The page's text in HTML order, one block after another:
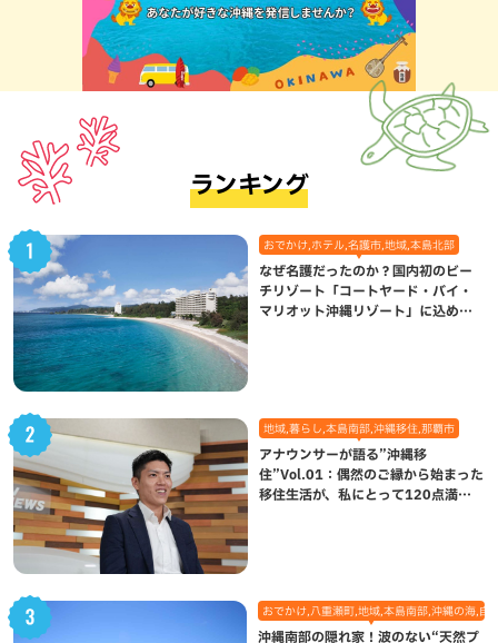
ランキング
おでかけ,ホテル,名護市,地域,本島北部
なぜ名護だったのか？国内初のビー
チリゾート「コートヤード・バイ・
マリオット沖縄リゾート」に込めら
地域,暮らし,本島南部,沖縄移住,那覇市
アナウンサーが語る”沖縄移
住”Vol.01：偶然のご縁から始まった
移住生活が、私にとって120点満点
おでかけ,八重瀬町,地域,本島南部,沖縄の海,自
沖縄南部の隠れ家！波のない“天然プ